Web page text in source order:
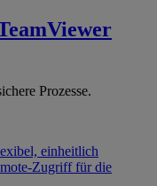
Prozesse.
einheitlich
Zugriff für die